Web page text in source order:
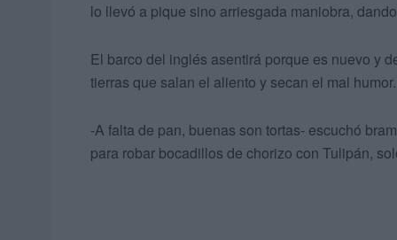
lo llevó a pique sino arriesgada maniobra,
El barco del inglés asentirá porque es nuevo y
tierras que salan el aliento y secan el mal humor.
-A falta de pan, buenas son tortas- escuchó
para robar bocadillos de chorizo con Tulipán,